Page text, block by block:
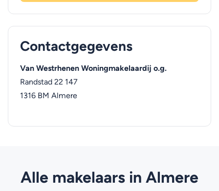
Contactgegevens
Van Westrhenen Woningmakelaardij o.g.
Randstad 22 147
1316 BM Almere
Alle makelaars in Almere